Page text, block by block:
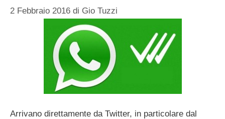
2 Febbraio 2016 di Gio Tuzzi
Arrivano direttamente da Twitter, in particolare dal